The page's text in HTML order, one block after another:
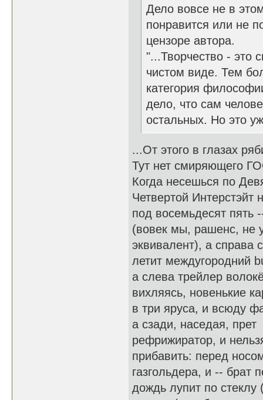
Дело вовсе не в
понравится или не
цензоре автора.
"...Творчество - это
чистом виде. Тем
категория
дело, что сам
остальных. Но это
...От этого в глазах
Тут нет смиряющего
Когда несешься по
Четвертой Интерстэйт
под восемьдесят пять
(вовек мы, рашенс, не
эквивалент), а справа
летит междугородний
а слева трейлер
вихляясь, новенькие
в три яруса, и всюду
а сзади, наседая, прет
рефрижиратор, и
прибавить: перед
газгольдера, и -- брат
дождь лупит по стеклу